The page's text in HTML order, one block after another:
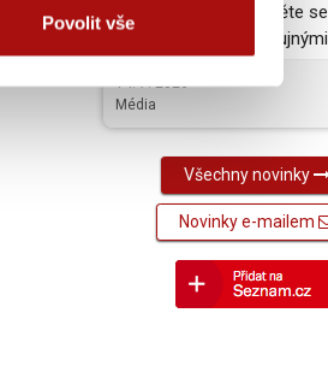
Povolit vševynikající jídlo a projděte se
barokními zámky s bujnými
14. 7. 2026
Média
Všechny novinky
Novinky e-mailem